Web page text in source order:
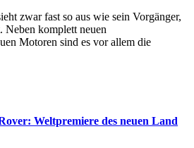
zwar fast so aus wie sein Vorgänger,
Neben komplett neuen
Motoren sind es vor allem die
Weltpremiere des neuen Land